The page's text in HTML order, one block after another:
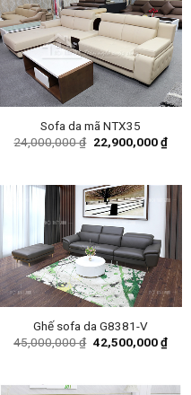
Sofa da mã NTX35
24,000,000₫ Original
price
22,900,000₫
Ghế sofa da G8381-V
45,000,000₫ Original
price
42,500,000₫